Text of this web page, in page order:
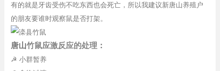
有的就是牙齿受伤不吃东西也会死亡，所以我建议新唐山养殖户
的朋友要谁时观察鼠是否打架。
唐山竹鼠应激反应的处理 ：
☭ 小群暂养